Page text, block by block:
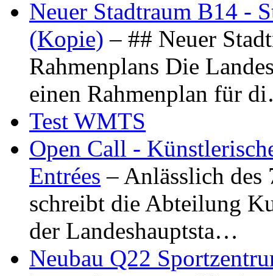
Neuer Stadtraum B14 -
(Kopie) – ## Neuer
Rahmenplans Die
einen Rahmenplan für
Test WMTS
Open Call -
Entrées – Anlässlich
schreibt die Abteilung
der Landeshauptsta…
Neubau Q22